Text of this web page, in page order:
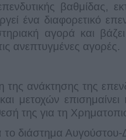
βαθμίδας,
ένα διαφορετικό
αγορά και
ανεπτυγμένες αγορές.
της ανάκτησης της
μετοχών
της για τη
διάστημα Αυγούστου-